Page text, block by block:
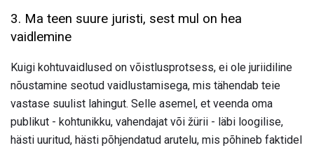
3. Ma teen suure juristi, sest mul on hea
vaidlemine
Kuigi kohtuvaidlused on võistlusprotsess, ei ole juriidiline
nõustamine seotud vaidlustamisega, mis tähendab teie
vastase suulist lahingut. Selle asemel, et veenda oma
publikut - kohtunikku, vahendajat või žürii - läbi loogilise,
hästi uuritud, hästi põhjendatud arutelu, mis põhineb faktidel